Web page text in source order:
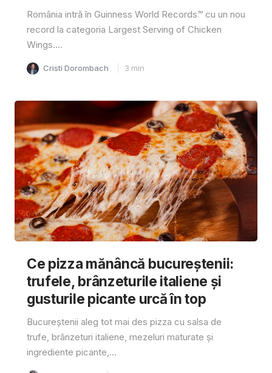
România intră în Guinness World Records™️ cu un nou
record la categoria Largest Serving of Chicken
Wings....
Cristi Dorombach 3 min
Ce pizza mănâncă bucureștenii:
trufele, brânzeturile italiene și
gusturile picante urcă în top
Bucureștenii aleg tot mai des pizza cu salsa de
trufe, brânzeturi italiene, mezeluri maturate și
ingrediente picante,...